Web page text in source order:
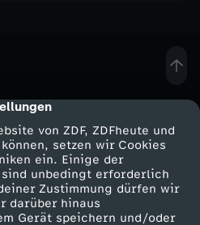
von ZDF, ZDFheute und
setzen wir Cookies
ein. Einige der
sind unbedingt erforderlich
Zustimmung dürfen wir
darüber hinaus
Gerät speichern und/oder
Service